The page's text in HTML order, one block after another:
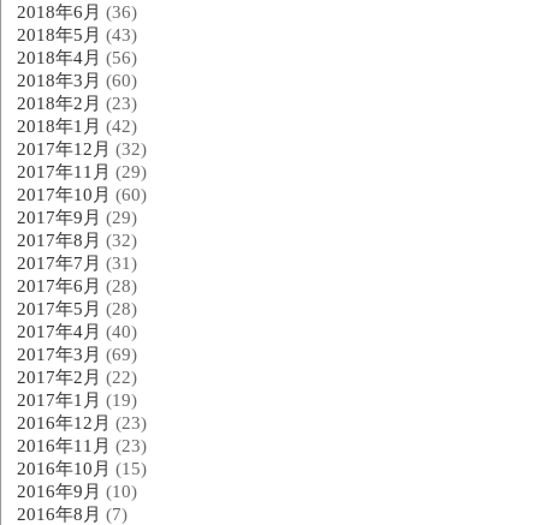
2018年6月 (36)
2018年5月 (43)
2018年4月 (56)
2018年3月 (60)
2018年2月 (23)
2018年1月 (42)
2017年12月 (32)
2017年11月 (29)
2017年10月 (60)
2017年9月 (29)
2017年8月 (32)
2017年7月 (31)
2017年6月 (28)
2017年5月 (28)
2017年4月 (40)
2017年3月 (69)
2017年2月 (22)
2017年1月 (19)
2016年12月 (23)
2016年11月 (23)
2016年10月 (15)
2016年9月 (10)
2016年8月 (7)